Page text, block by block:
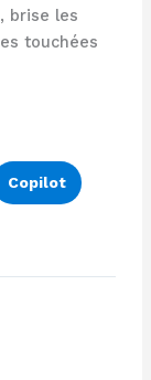
brise les
touchées
Copilot